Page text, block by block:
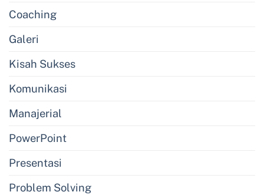
Coaching
Galeri
Kisah Sukses
Komunikasi
Manajerial
PowerPoint
Presentasi
Problem Solving